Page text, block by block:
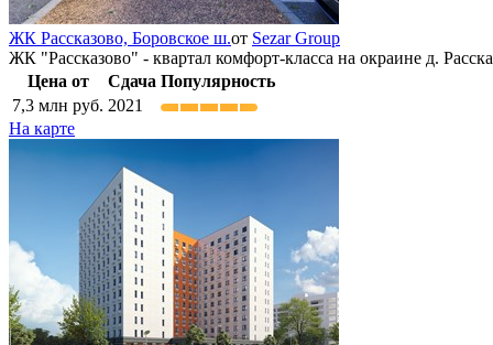
ЖК Рассказово, Боровское ш.от Sezar Group
ЖК "Рассказово" - квартал комфорт-класса на окраине д.
Цена от
Сдача Популярность
7,3 млн руб. 2021
На карте